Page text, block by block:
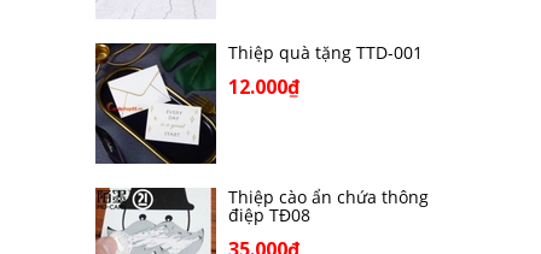
Thiệp quà tặng TTD-001
12.000₫
Thiệp cào ẩn chứa thông
điệp TĐ08